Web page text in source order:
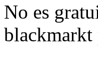
No es
blackmarkt